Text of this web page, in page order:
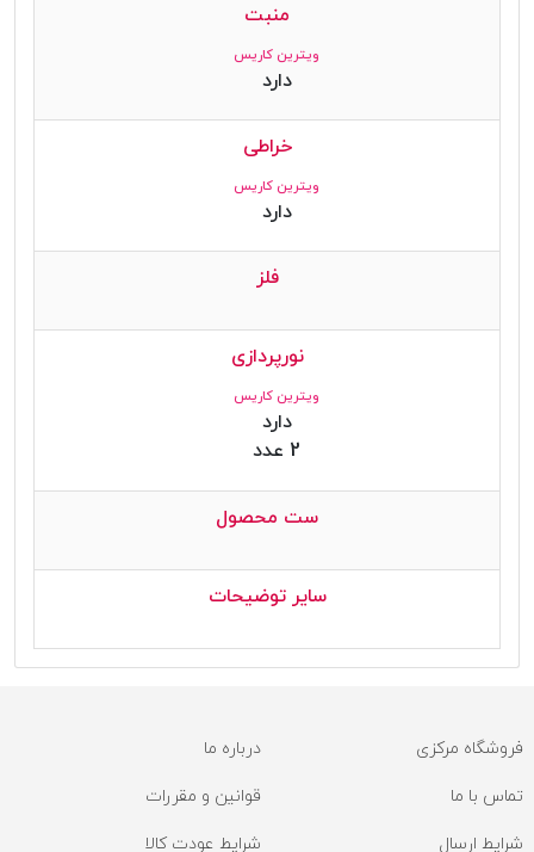
منبت
ویترین کاریس
دارد
خراطی
ویترین کاریس
دارد
فلز
نورپردازی
ویترین کاریس
دارد
2 عدد
ست محصول
سایر توضیحات
فروشگاه مرکزی درباره ما
تماس با ما قوانین و مقررات
شرایط ارسال شرایط عودت کالا